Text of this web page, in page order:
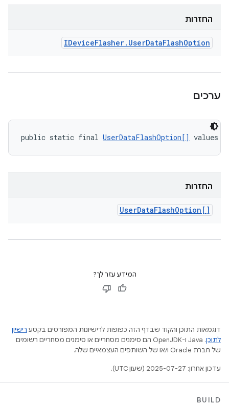
החזרות
IDeviceFlasher. UserDataFlashOption
ערכים
public static final UserDataFlashOption[] values
החזרות
UserDataFlashOption[]
המידע עזר לך?
דוגמאות התוכן והקוד שבדף הזה כפופות לרישיונות המפורטים בקטע רישיון
לתוכן
.‏ Java ו-OpenJDK הם סימנים מסחריים או סימנים מסחריים רשומים
של חברת Oracle ו/או של השותפים העצמאיים שלה.
עדכון אחרון: 2025-07-27 (שעון UTC).
BUILD